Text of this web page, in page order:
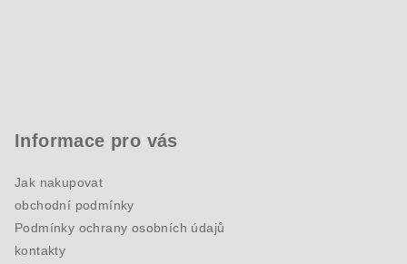
Informace pro vás
Jak nakupovat
obchodní podmínky
Podmínky ochrany osobních údajů
kontakty